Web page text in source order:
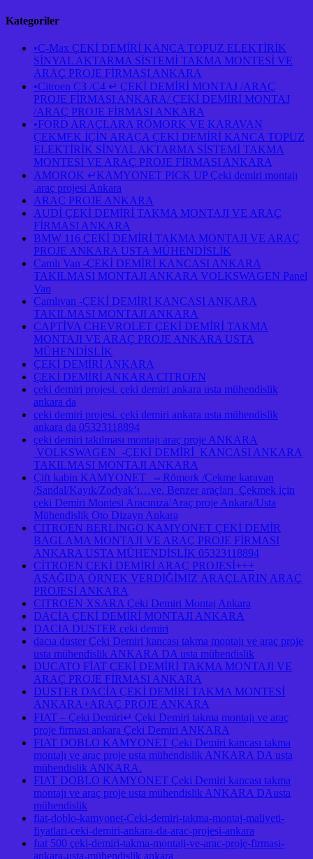
Kategoriler
•C-Max ÇEKİ DEMİRİ KANCA TOPUZ ELEKTİRİK
SİNYAL AKTARMA SİSTEMİ TAKMA MONTESİ VE
ARAÇ PROJE FİRMASI ANKARA
•Citroen C3 /C4 ↵ ÇEKİ DEMİRİ MONTAJ /ARAÇ
PROJE FİRMASI ANKARA/ ÇEKİ DEMİRİ MONTAJ
/ARAÇ PROJE FİRMASI ANKARA
•FORD ARAÇLARA RÖMORK VE KARAVAN
ÇEKMEK İÇİN ARAÇA ÇEKİ DEMİRİ KANCA TOPUZ
ELEKTİRİK SİNYAL AKTARMA SİSTEMİ TAKMA
MONTESİ VE ARAÇ PROJE FİRMASI ANKARA
AMOROK ↵KAMYONET PICK UP Çeki demiri montajı
.araç projesi Ankara
ARAÇ PROJE ANKARA
AUDİ ÇEKİ DEMİRİ TAKMA MONTAJI VE ARAÇ
FİRMASI ANKARA
BMW 116 ÇEKİ DEMİRİ TAKMA MONTAJI VE ARAÇ
PROJE ANKARA USTA MÜHENDİSLİK
Camlı Van -ÇEKİ DEMİRİ KANCASI ANKARA
TAKILMASI MONTAJI ANKARA VOLKSWAGEN Panel
Van
Camlıvan -ÇEKİ DEMİRİ KANCASI ANKARA
TAKILMASI MONTAJI ANKARA
CAPTİVA CHEVROLET ÇEKİ DEMİRİ TAKMA
MONTAJI VE ARAÇ PROJE ANKARA USTA
MÜHENDİSLİK
ÇEKİ DEMİRİ ANKARA
ÇEKİ DEMİRİ ANKARA CITROEN
çeki demiri projesi. çeki demiri ankara usta mühendislik
ankara da
çeki demiri projesi. çeki demiri ankara usta mühendislik
ankara da 05323118894
çeki demiri takılması montajı araç proje ANKARA
VOLKSWAGEN -ÇEKİ DEMİRİ KANCASI ANKARA
TAKILMASI MONTAJI ANKARA
Çift kabin KAMYONET ⇔Römork /Çekme karavan
/Sandal/Kayık/Zodyak’ı…ve. Benzer araçları Çekmek için
çeki Demiri Montesi Aracınıza/Araç proje Ankara/Usta
Mühendislik Oto Dizayn Ankara
CITROEN BERLİNGO KAMYONET ÇEKİ DEMİR
BAGLAMA MONTAJI VE ARAÇ PROJE FİRMASI
ANKARA USTA MÜHENDİSLİK 05323118894
CİTROEN ÇEKİ DEMİRİ ARAÇ PROJESİ+++
AŞAĞIDA ÖRNEK VERDİĞİMİZ ARAÇLARIN ARAÇ
PROJESİ ANKARA
CITROEN XSARA Çeki Demiri Montaj Ankara
DACİA ÇEKİ DEMİRİ MONTAJI ANKARA
DACIA DUSTER çeki demiri
dacıa duster Çeki Demiri kancası takma montajı ve araç proje
usta mühendislik ANKARA DA usta mühendislik
DUCATO FİAT ÇEKİ DEMİRİ TAKMA MONTAJI VE
ARAÇ PROJE FİRMASI ANKARA
DUSTER DACİA ÇEKİ DEMİRİ TAKMA MONTESİ
ANKARA+ARAÇ PROJE ANKARA
FIAT – Çeki Demiri↵ Çeki Demiri takma montajı ve araç
proje firması ankara Çeki Demiri ANKARA
FIAT DOBLO KAMYONET Çeki Demiri kancası takma
montajı ve araç proje usta mühendislik ANKARA DA usta
mühendislik ANKARA.
FIAT DOBLO KAMYONET Çeki Demiri kancası takma
montajı ve araç proje usta mühendislik ANKARA DAusta
mühendislik
fiat-doblo-kamyonet-Ceki-demiri-takma-montaj-maliyeti-
fiyatlari-ceki-demiri-ankara-da-arac-projesi-ankara
fıat 500 çeki-demiri-takma-montaji-ve-arac-proje-firmasi-
ankara-usta-mühendislik ankara